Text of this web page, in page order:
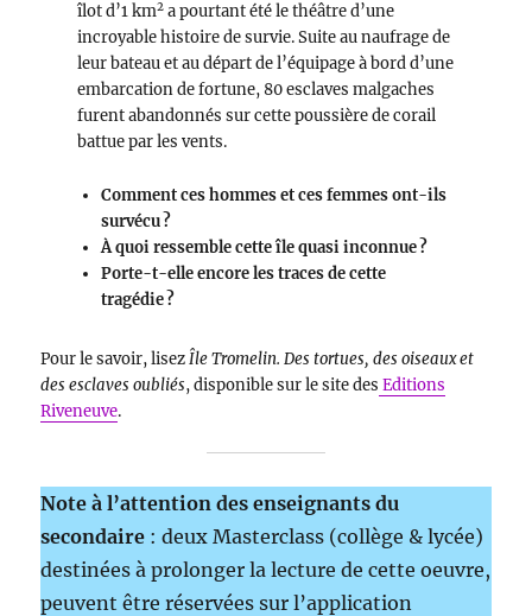
îlot d’1 km2a pourtant été le théâtre d’une
incroyable histoire de survie. Suite au naufrage de
leur bateau et au départ de l’équipage à bord d’une
embarcation de fortune, 80 esclaves malgaches
furent abandonnés sur cette poussière de corail
battue par les vents.
Comment ces hommes et ces femmes ont-ils
survécu ?
À quoi ressemble cette île quasi inconnue ?
Porte-t-elle encore les traces de cette
tragédie ?
Pour le savoir, lisezÎle Tromelin. Des tortues, des oiseaux et
des esclaves oubliés, disponible sur le site des Editions
Riveneuve.
Note à l’attention des enseignants du
secondaire : deux Masterclass (collège & lycée)
destinées à prolonger la lecture de cette oeuvre,
peuvent être réservées sur l’application